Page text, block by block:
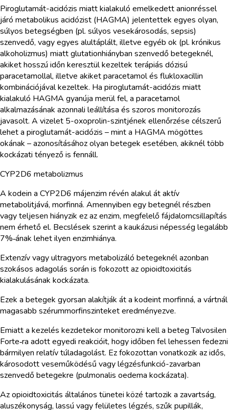
Piroglutamát-acidózis miatt kialakuló emelkedett anionréssel
járó metabolikus acidózist (HAGMA) jelentettek egyes olyan,
súlyos betegségben (pl. súlyos vesekárosodás, sepsis)
szenvedő, vagy egyes alultáplált, illetve egyéb ok (pl. krónikus
alkoholizmus) miatt glutationhiányban szenvedő betegeknél,
akiket hosszú időn keresztül kezeltek terápiás dózisú
paracetamollal, illetve akiket paracetamol és flukloxacillin
kombinációjával kezeltek. Ha piroglutamát-acidózis miatt
kialakuló HAGMA gyanúja merül fel, a paracetamol
alkalmazásának azonnali leállítása és szoros monitorozás
javasolt. A vizelet 5-oxoprolin-szintjének ellenőrzése célszerű
lehet a piroglutamát-acidózis – mint a HAGMA mögöttes
okának – azonosításához olyan betegek esetében, akiknél több
kockázati tényező is fennáll.
CYP2D6 metabolizmus
A kodein a CYP2D6 májenzim révén alakul át aktív
metabolitjává, morfinná. Amennyiben egy betegnél részben
vagy teljesen hiányzik ez az enzim, megfelelő fájdalomcsillapítás
nem érhető el. Becslések szerint a kaukázusi népesség legalább
7%‑ának lehet ilyen enzimhiánya.
Extenzív vagy ultragyors metabolizáló betegeknél azonban
szokásos adagolás során is fokozott az opioidtoxicitás
kialakulásának kockázata.
Ezek a betegek gyorsan alakítják át a kodeint morfinná, a vártnál
magasabb szérummorfinszinteket eredményezve.
Emiatt a kezelés kezdetekor monitorozni kell a beteg Talvosilen
Forte‑ra adott egyedi reakcióit, hogy időben fel lehessen fedezni
bármilyen relatív túladagolást. Ez fokozottan vonatkozik az idős,
károsodott veseműködésű vagy légzésfunkció-zavarban
szenvedő betegekre (pulmonalis oedema kockázata).
Az opioidtoxicitás általános tünetei közé tartozik a zavartság,
aluszékonyság, lassú vagy felületes légzés, szűk pupillák,